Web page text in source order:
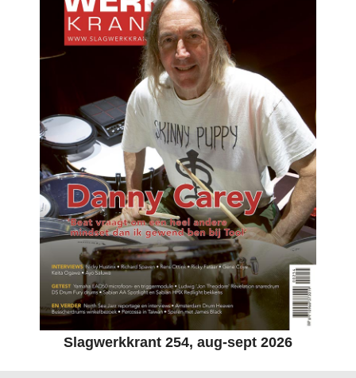
Slagwerkkrant 254, aug-sept 2026